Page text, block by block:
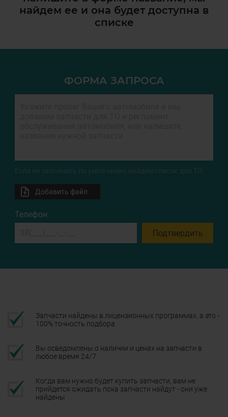
найдем ее и она будет доступна в
списке
ФОРМА ЗАПРОСА
Если не заполнить по умолчанию найдем список для ТО
Добавить файл
Телефон
Подтвердить
Запчасти найдены в лицензионных программах, а это -
100% точность подбора
Вы осведомлены о наличии и ценах на запчасти в
любое время 24/7
Когда вам нужно будет купить запчасти, вам не
прийдется ожидать пока запчасти найдут - они уже
найдены